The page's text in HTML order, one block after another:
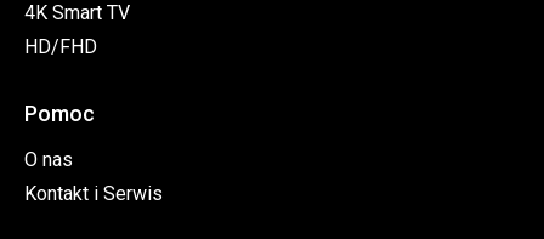
4K Smart TV
HD/FHD
Pomoc
O nas
Kontakt i Serwis